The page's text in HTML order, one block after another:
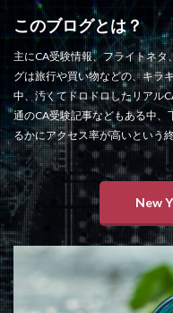
このブログとは？
主にCA受験情報、フライトネ
グは旅行や買い物などの、キラ
中、汚くてドロドロしたリアル
通のCA受験記事などもある中
るかにアクセス率が高いという
New